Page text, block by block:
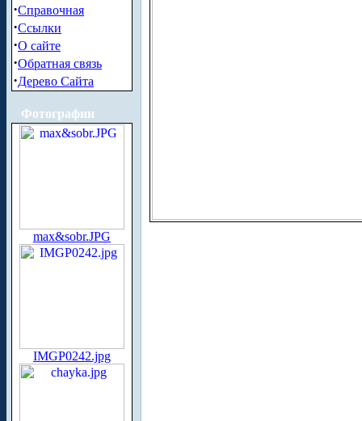
·Справочная
·Ссылки
·О сайте
·Обратная связь
·Дерево Сайта
Фотографии
max&sobr.JPG
IMGP0242.jpg